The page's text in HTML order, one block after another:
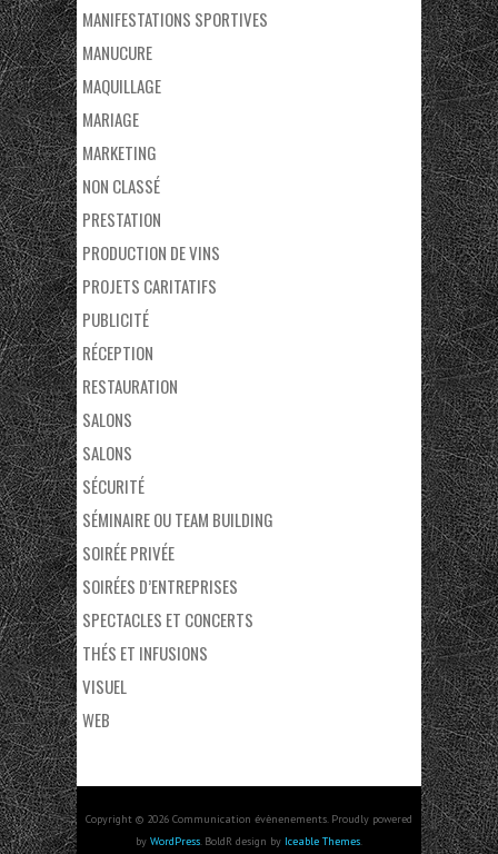
MANIFESTATIONS SPORTIVES
MANUCURE
MAQUILLAGE
MARIAGE
MARKETING
NON CLASSÉ
PRESTATION
PRODUCTION DE VINS
PROJETS CARITATIFS
PUBLICITÉ
RÉCEPTION
RESTAURATION
SALONS
SALONS
SÉCURITÉ
SÉMINAIRE OU TEAM BUILDING
SOIRÉE PRIVÉE
SOIRÉES D’ENTREPRISES
SPECTACLES ET CONCERTS
THÉS ET INFUSIONS
VISUEL
WEB
Copyright © 2026 Communication évènenements. Proudly powered
by WordPress. BoldR design by Iceable Themes.